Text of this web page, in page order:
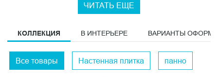
гамму вошли следующие оттенки: белый, бежевый,
декоров с ярким цветочным и металлизированным
вашему интерьеру. Наряду с эстетическими
свойствами коллекция керамики «Ломбардиа» имеет
ЧИТАТЬ ЕЩЕ
КОЛЛЕКЦИЯ В ИНТЕРЬЕРЕ ВАРИАНТЫ
Все товары Настенная плитка панно